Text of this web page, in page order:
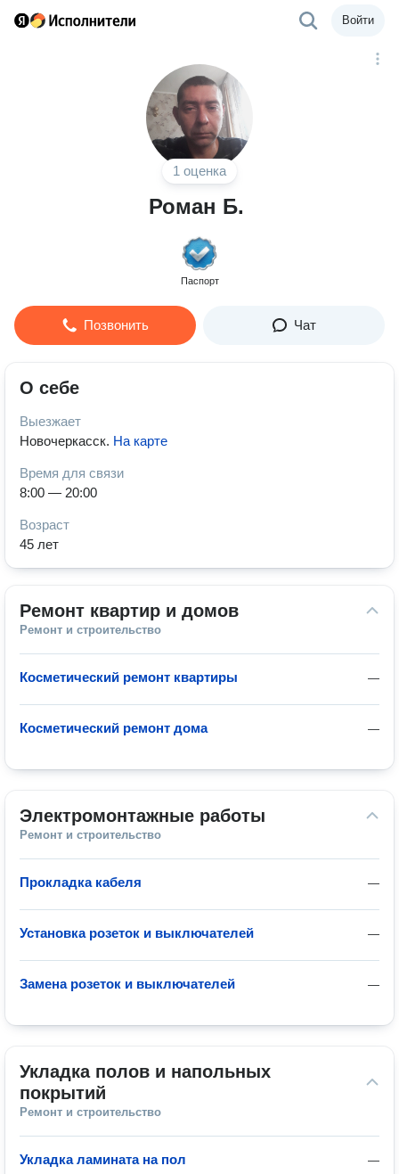
Войти
1 оценка
Роман Б.
Паспорт
Позвонить Чат
О себе
Выезжает
Новочеркасск. На карте
Время для связи
8:00 — 20:00
Возраст
45 лет
Ремонт квартир и домов
Ремонт и строительство
—
Косметический ремонт квартиры
—
Косметический ремонт дома
Электромонтажные работы
Ремонт и строительство
—
Прокладка кабеля
—
Установка розеток и выключателей
—
Замена розеток и выключателей
Укладка полов и напольных
покрытий
Ремонт и строительство
—
Укладка ламината на пол